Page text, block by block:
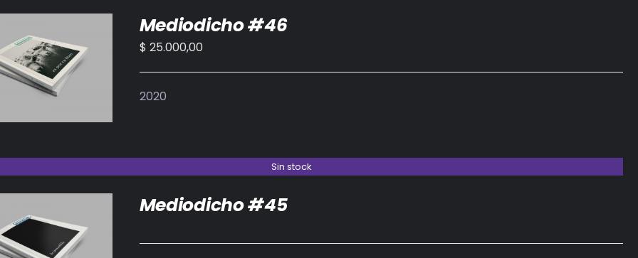
AL CARRITO
DETALLES
Mediodicho #46
$ 25.000,00
2020
Sin stock
DETALLES
Mediodicho #45